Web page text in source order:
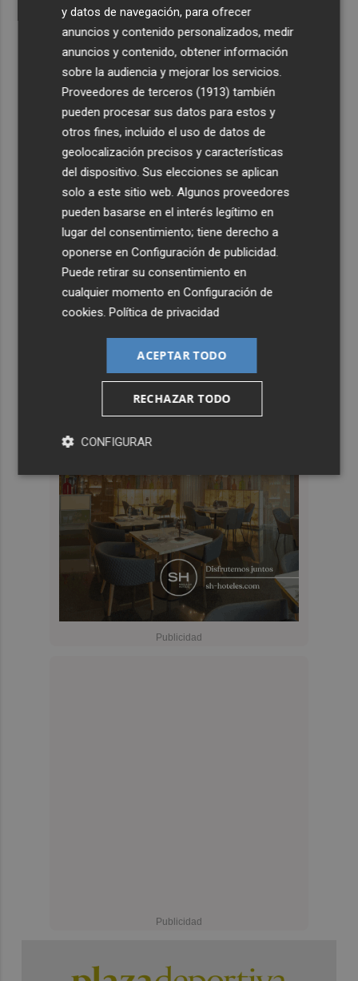
y datos de navegación, para ofrecer
anuncios y contenido personalizados, medir
anuncios y contenido, obtener información
sobre la audiencia y mejorar los servicios.
Proveedores de terceros (1913) también
pueden procesar sus datos para estos y
otros fines, incluido el uso de datos de
geolocalización precisos y características
del dispositivo. Sus elecciones se aplican
solo a este sitio web. Algunos proveedores
pueden basarse en el interés legítimo en
lugar del consentimiento; tiene derecho a
oponerse enConfiguración de publicidad.
Puede retirar su consentimiento en
cualquier momento enConfiguración de
cookies.Política de privacidad
ACEPTAR TODO
RECHAZAR TODO
CONFIGURAR